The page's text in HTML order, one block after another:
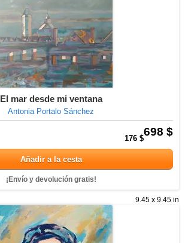
El mar desde mi ventana
Antonia Portalo Sánchez
698 $
176 $
Añadir a la cesta
¡Envío y devolución gratis!
9.45 x 9.45 in